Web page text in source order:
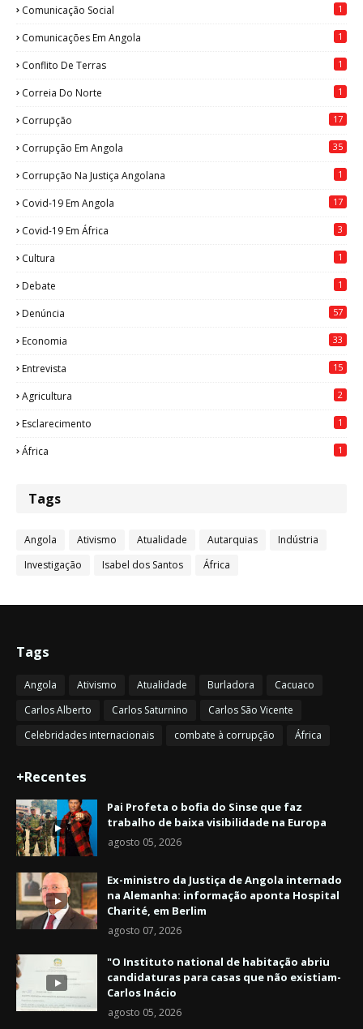
Comunicação Social 1
Comunicações Em Angola 1
Conflito De Terras 1
Correia Do Norte 1
Corrupção 17
Corrupção Em Angola 35
Corrupção Na Justiça Angolana 1
Covid-19 Em Angola 17
Covid-19 Em África 3
Cultura 1
Debate 1
Denúncia 57
Economia 33
Entrevista 15
Agricultura 2
Esclarecimento 1
África 1
Tags
Angola Ativismo Atualidade Autarquias
Indústria
Investigação
Isabel dos Santos África
Tags
Angola Ativismo Atualidade Burladora
Cacuaco
Carlos Alberto
Carlos Saturnino
Carlos São Vicente
Celebridades internacionais
combate à corrupção África
+Recentes
Pai Profeta o bofia do Sinse que faz
trabalho de baixa visibilidade na Europa
agosto 05, 2026
Ex-ministro da Justiça de Angola internado
na Alemanha: informação aponta Hospital
Charité, em Berlim
agosto 07, 2026
"O Instituto national de habitação abriu
candidaturas para casas que não existiam-
Carlos Inácio
agosto 05, 2026